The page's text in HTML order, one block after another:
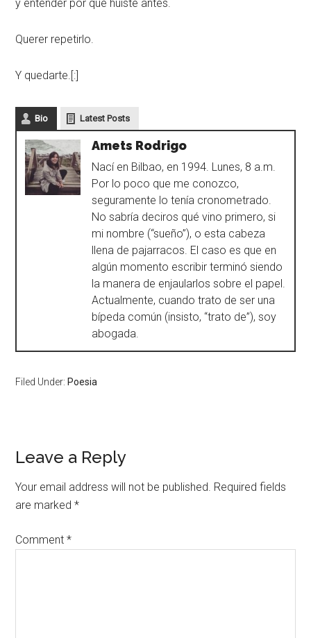
y entender por qué huiste antes.
Querer repetirlo.
Y quedarte.[:]
Bio Latest Posts
Amets Rodrigo
Nací en Bilbao, en 1994. Lunes, 8 a.m.
Por lo poco que me conozco,
seguramente lo tenía cronometrado.
No sabría deciros qué vino primero, si
mi nombre (“sueño”), o esta cabeza
llena de pajarracos. El caso es que en
algún momento escribir terminó siendo
la manera de enjaularlos sobre el papel.
Actualmente, cuando trato de ser una
bípeda común (insisto, “trato de”), soy
abogada.
Filed Under: Poesia
Leave a Reply
Your email address will not be published. Required fields
are marked*
Comment*